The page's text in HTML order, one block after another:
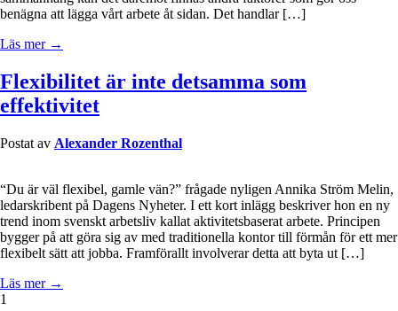
benägna att lägga vårt arbete åt sidan. Det handlar […]
Läs mer →
Flexibilitet är inte detsamma som
effektivitet
Postat av Alexander Rozenthal
“Du är väl flexibel, gamle vän?” frågade nyligen Annika Ström Melin,
ledarskribent på Dagens Nyheter. I ett kort inlägg beskriver hon en ny
trend inom svenskt arbetsliv kallat aktivitetsbaserat arbete. Principen
bygger på att göra sig av med traditionella kontor till förmån för ett mer
flexibelt sätt att jobba. Framförallt involverar detta att byta ut […]
Läs mer →
1